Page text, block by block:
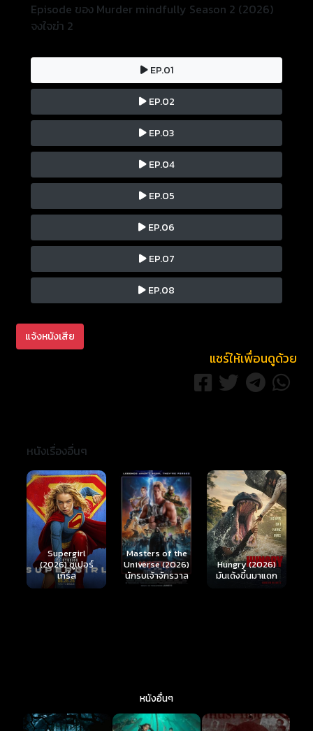
Episode ของ Murder mindfully Season 2 (2026)
จงใจฆ่า 2
EP.01
EP.02
EP.03
EP.04
EP.05
EP.06
EP.07
EP.08
แจ้งหนังเสีย
แชร์ให้เพื่อนดูด้วย
หนังเรื่องอื่นๆ
Masters of the
Universe (2026)
นักรบเจ้าจักรวาล
Hungry (2026)
มันเด้งขึ้นมาแดก
Ready or Not 2:
Here I Come
(2026) เกมพร้อม
ตาย 2
หนังอื่นๆ